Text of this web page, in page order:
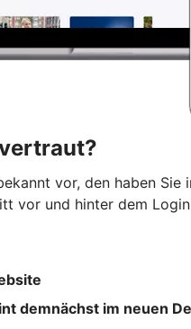
vor, den haben Sie
vor und hinter dem
demnächst im neuen